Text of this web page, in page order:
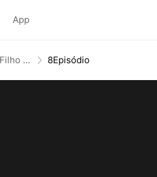
App
Do Peso ao Poder: Coloquei Meu Filho no Trono 8Episódio